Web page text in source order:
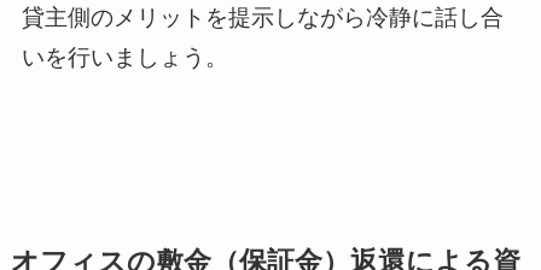
貸主側のメリットを提示しながら冷静に話し合
いを行いましょう。
オフィスの敷金（保証金）返還による資